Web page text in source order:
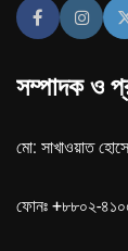
সম্পাদক ও
মো: সাখাওয়াত
ফোনঃ +৮৮০২-